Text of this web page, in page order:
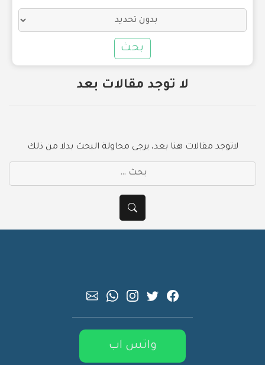
بحث
لا توجد مقالات بعد
لاتوجد مقالات هنا بعد، يرجى محاولة البحث بدلا من ذلك
عن:
بحث
واتس اب